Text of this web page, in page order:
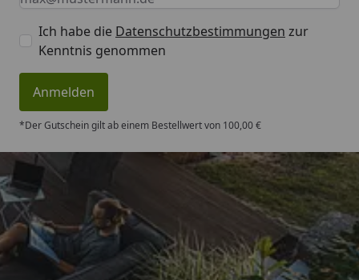
Ich habe die Datenschutzbestimmungen zur
Kenntnis genommen
Anmelden
*Der Gutschein gilt ab einem Bestellwert von 100,00 €
Trusted Shops
4,83/ 5